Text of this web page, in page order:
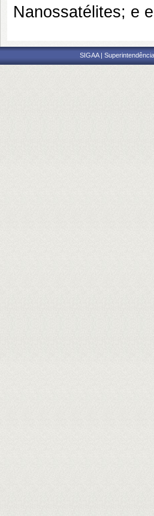
Nanossatélites; e
SIGAA |